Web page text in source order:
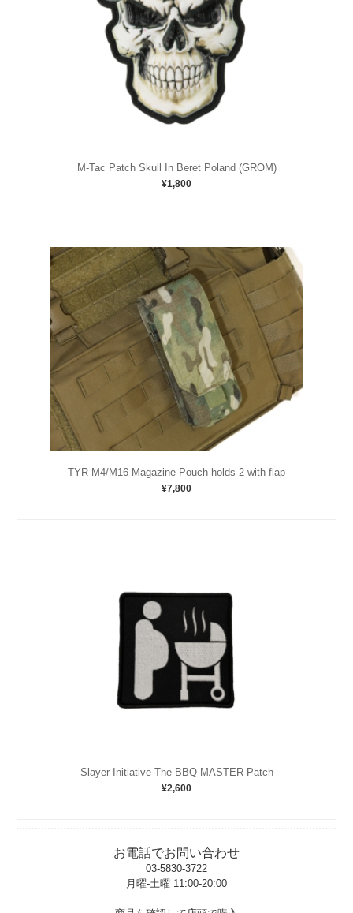
M-Tac Patch Skull In Beret Poland (GROM)
¥1,800
TYR M4/M16 Magazine Pouch holds 2 with flap
¥7,800
Slayer Initiative The BBQ MASTER Patch
¥2,600
お電話でお問い合わせ
03-5830-3722
月曜-土曜 11:00-20:00